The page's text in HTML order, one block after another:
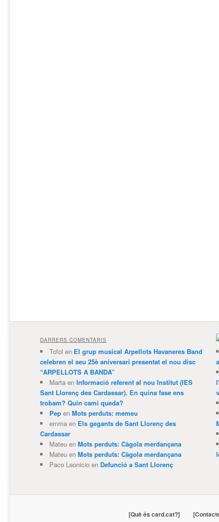
DARRERS COMENTARIS
Tofol en El grup musical Arpellots Havaneres Band
celebren el seu 25è aniversari presentat el nou disc
“ARPELLOTS A BANDA”
Martaen Informació referent al nou Institut (IES
Sant Llorenç des Cardassar). En quina fase ens
trobam? Quin camí queda?
Pepen Mots perduts: memeu
emmaen Els gegants de Sant Llorenç des
Cardassar
Mateuen Mots perduts: Càgola merdançana
Mateuen Mots perduts: Càgola merdançana
Paco Leonicioen Defunció a Sant Llorenç
[Què és card.cat?]